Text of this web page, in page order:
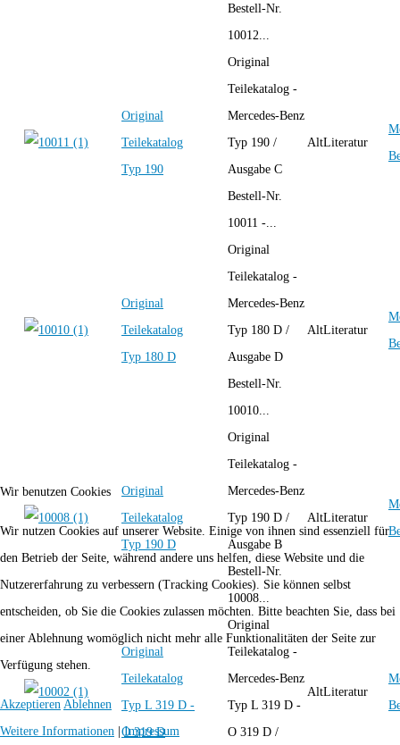
Bestell-Nr.
10012...
Original
Teilekatalog
Typ 190
Original
Teilekatalog -
Mercedes-Benz
Typ 190 /
Ausgabe C
Bestell-Nr.
10011 -...
AltLiteratur
Original
Teilekatalog
Typ 180 D
Original
Teilekatalog -
Mercedes-Benz
Typ 180 D /
Ausgabe D
Bestell-Nr.
10010...
AltLiteratur
Original
Teilekatalog
Typ 190 D
Original
Teilekatalog -
Mercedes-Benz
Typ 190 D /
Ausgabe B
Bestell-Nr.
10008...
AltLiteratur
Original
Teilekatalog
Typ L 319 D -
O 319 D
Original
Teilekatalog -
Mercedes-Benz
Typ L 319 D -
O 319 D /
AltLiteratur
Wir benutzen Cookies
Wir nutzen Cookies auf unserer Website. Einige von ihnen sind essenziell für
den Betrieb der Seite, während andere uns helfen, diese Website und die
Nutzererfahrung zu verbessern (Tracking Cookies). Sie können selbst
entscheiden, ob Sie die Cookies zulassen möchten. Bitte beachten Sie, dass bei
einer Ablehnung womöglich nicht mehr alle Funktionalitäten der Seite zur
Verfügung stehen.
Akzeptieren Ablehnen
Weitere Informationen |Impressum